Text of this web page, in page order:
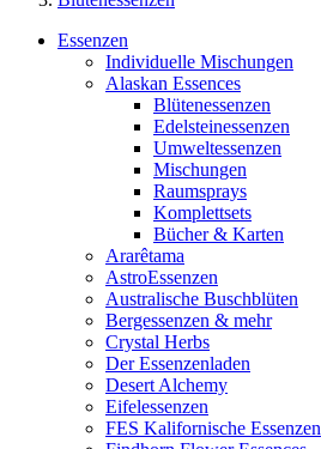
Essenzen
Individuelle Mischungen
Alaskan Essences
Blütenessenzen
Edelsteinessenzen
Umweltessenzen
Mischungen
Raumsprays
Komplettsets
Bücher & Karten
Ararêtama
AstroEssenzen
Australische Buschblüten
Bergessenzen & mehr
Crystal Herbs
Der Essenzenladen
Desert Alchemy
Eifelessenzen
FES Kalifornische Essenzen